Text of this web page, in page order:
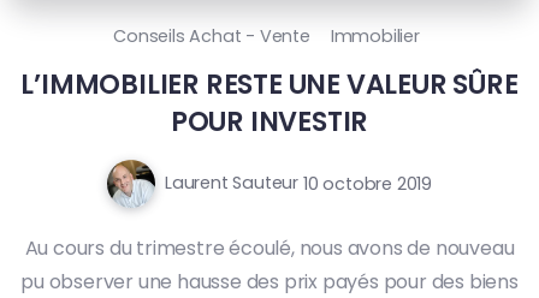
Conseils Achat - Vente Immobilier
L’IMMOBILIER RESTE UNE VALEUR SÛRE
POUR INVESTIR
Laurent Sauteur 10 octobre 2019
Au cours du trimestre écoulé, nous avons de nouveau
pu observer une hausse des prix payés pour des biens